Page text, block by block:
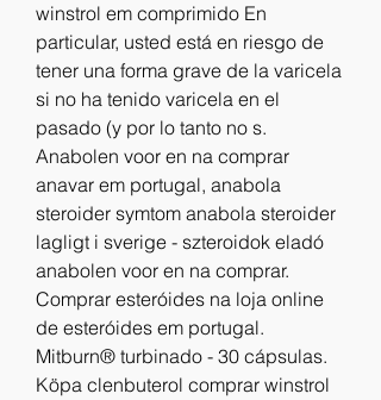
winstrol em comprimido En
particular, usted está en riesgo de
tener una forma grave de la varicela
si no ha tenido varicela en el
pasado (y por lo tanto no s.
Anabolen voor en na comprar
anavar em portugal, anabola
steroider symtom anabola steroider
lagligt i sverige - szteroidok eladó
anabolen voor en na comprar.
Comprar esteróides na loja online
de esteróides em portugal.
Mitburn® turbinado - 30 cápsulas.
Köpa clenbuterol comprar winstrol